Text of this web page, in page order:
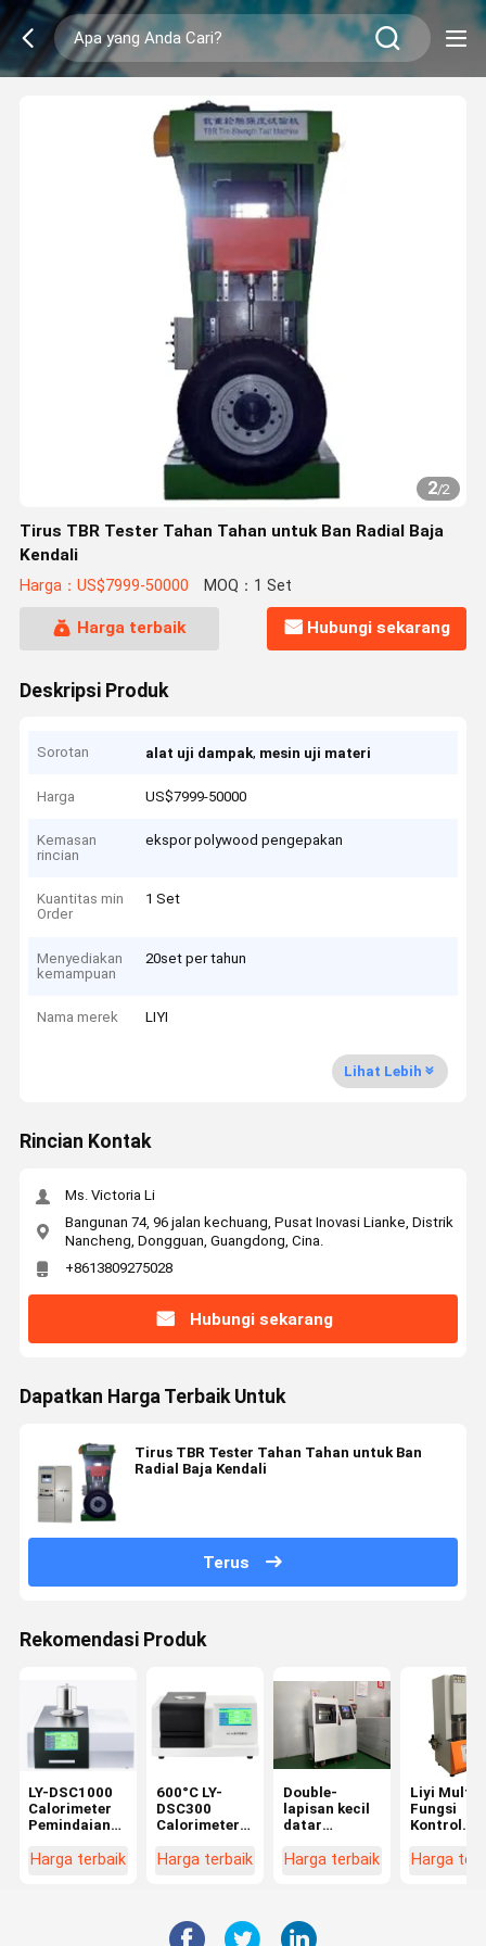
2/2
Tirus TBR Tester Tahan Tahan untuk Ban Radial Baja
Kendali
Harga：US$7999-50000 MOQ：1 Set
Harga terbaik Hubungi sekarang
Deskripsi Produk
Sorotan alat uji dampak, mesin uji materi
Harga US$7999-50000
Kemasan
rincian
ekspor polywood pengepakan
Kuantitas min
Order
1 Set
Menyediakan
kemampuan
20set per tahun
Nama merek LIYI
Lihat Lebih
Rincian Kontak
Ms. Victoria Li
Bangunan 74, 96 jalan kechuang, Pusat Inovasi Lianke, Distrik
Nancheng, Dongguan, Guangdong, Cina.
+8613809275028
Hubungi sekarang
Dapatkan Harga Terbaik Untuk
Tirus TBR Tester Tahan Tahan untuk Ban
Radial Baja Kendali
Terus
Rekomendasi Produk
LY-DSC1000
Calorimeter
Pemindaian
Suhu 1150°C
Harga terbaik
600°C LY-
DSC300
Calorimeter
Diferensial
Harga terbaik
Double-
lapisan kecil
datar
Hot press
Harga terbaik
Liyi Multi-
Fungsi
Kontrol
Rotorless
Harga